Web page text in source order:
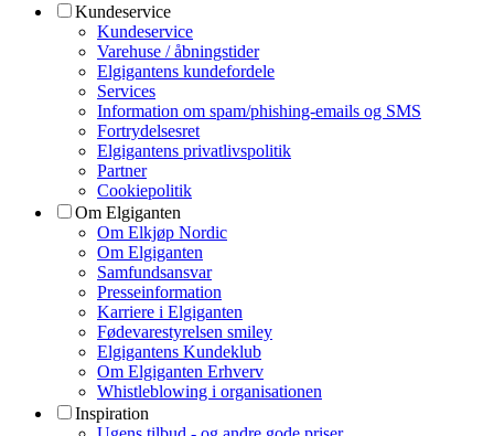
Kundeservice
Kundeservice
Varehuse / åbningstider
Elgigantens kundefordele
Services
Information om spam/phishing-emails og SMS
Fortrydelsesret
Elgigantens privatlivspolitik
Partner
Cookiepolitik
Om Elgiganten
Om Elkjøp Nordic
Om Elgiganten
Samfundsansvar
Presseinformation
Karriere i Elgiganten
Fødevarestyrelsen smiley
Elgigantens Kundeklub
Om Elgiganten Erhverv
Whistleblowing i organisationen
Inspiration